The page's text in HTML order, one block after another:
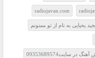
radiojavan.com
یحیایی به نام از تو ممنونم
در سايت09353689574